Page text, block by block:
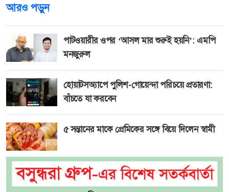
আরও পড়ুন
পাটওয়ারীর ওপর ‘আসল মার শুরুই হয়নি’: এমপি
মনজুরুল
হোয়াটসঅ্যাপে পুলিশ-গোয়েন্দা পরিচয়ে প্রতারণা:
বাঁচতে যা করবেন
৫ সন্তানের মাকে প্রেমিকের সঙ্গে বিয়ে দিলেন স্বামী